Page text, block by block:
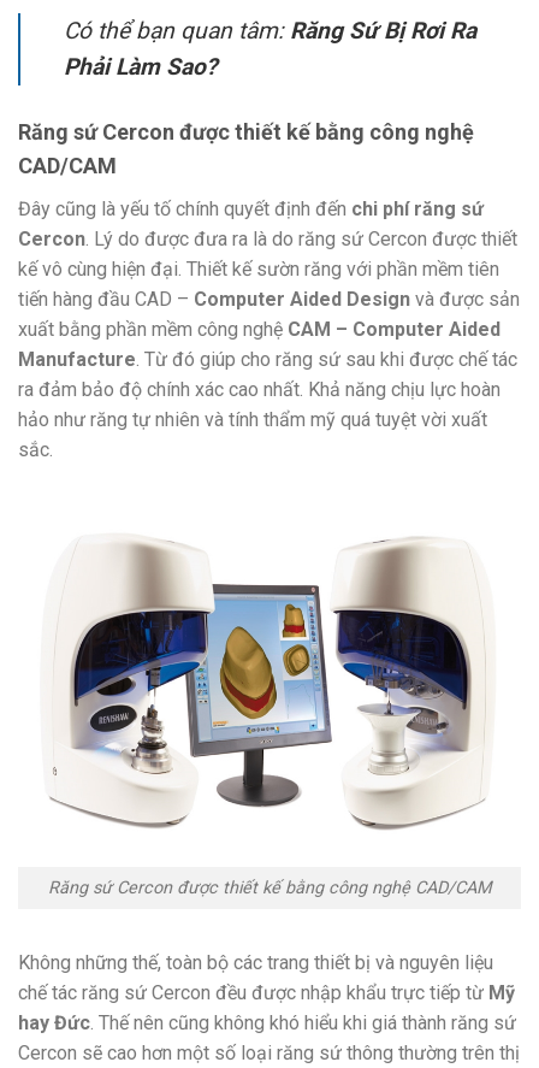
Có thể bạn quan tâm: Răng Sứ Bị Rơi Ra
Phải Làm Sao?
Răng sứ Cercon được thiết kế bằng công nghệ
CAD/CAM
Đây cũng là yếu tố chính quyết định đến chi phí răng sứ
Cercon . Lý do được đưa ra là do răng sứ Cercon được thiết
kế vô cùng hiện đại. Thiết kế sườn răng với phần mềm tiên
tiến hàng đầu CAD – Computer Aided Design và được sản
xuất bằng phần mềm công nghệ CAM – Computer Aided
Manufacture . Từ đó giúp cho răng sứ sau khi được chế tác
ra đảm bảo độ chính xác cao nhất. Khả năng chịu lực hoàn
hảo như răng tự nhiên và tính thẩm mỹ quá tuyệt vời xuất
sắc.
Răng sứ Cerconđược thiết kế bằng công nghệ CAD/CAM
Không những thế, toàn bộ các trang thiết bị và nguyên liệu
chế tác răng sứ Cercon đều được nhập khẩu trực tiếp từ Mỹ
hay Đức . Thế nên cũng không khó hiểu khi giá thành răng sứ
Cercon sẽ cao hơn một số loại răng sứ thông thường trên thị